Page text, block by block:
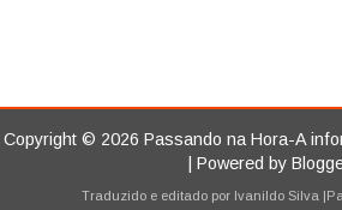
Copyright © 2026 Passando na Hora-A
| Powered by
Traduzido e editado por Ivanildo Silva